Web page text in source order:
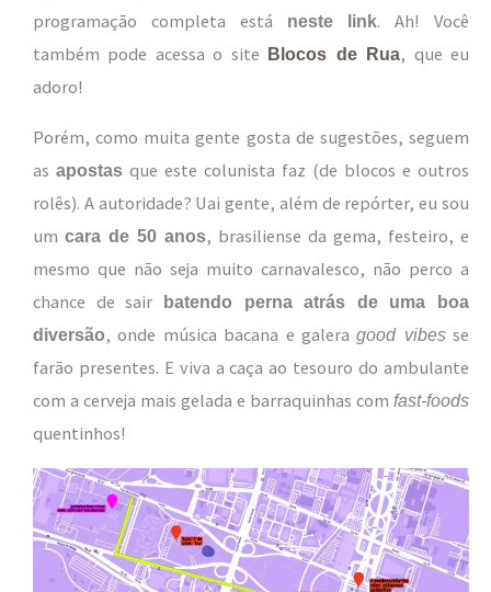
programação completa está
neste link. Ah! Você
também pode acessa o site Blocos de Rua, que eu
adoro!
Porém, como muita gente gosta de sugestões, seguem
as apostas que este colunista faz (de blocos e outros
rolês). A autoridade? Uai gente, além de repórter, eu sou
um cara de 50 anos, brasiliense da gema, festeiro, e
mesmo que não seja muito carnavalesco, não perco a
chance de sair
batendo perna atrás de uma boa
diversão, onde música bacana e galeragood vibesse
farão presentes. E viva a caça ao tesouro do ambulante
com a cerveja mais gelada e barraquinhas com fast-foods
quentinhos!